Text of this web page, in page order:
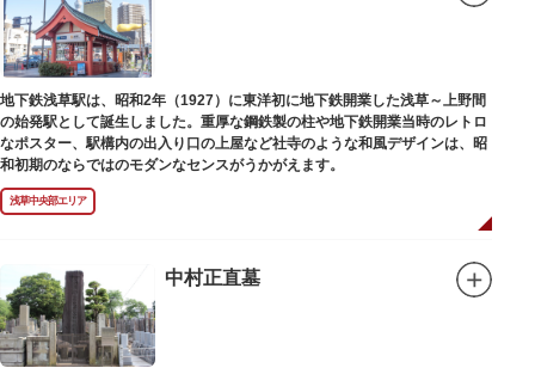
地下鉄浅草駅は、昭和2年（1927）に東洋初に地下鉄開業した浅草～上野間
の始発駅として誕生しました。重厚な鋼鉄製の柱や地下鉄開業当時のレトロ
なポスター、駅構内の出入り口の上屋など社寺のような和風デザインは、昭
和初期のならではのモダンなセンスがうかがえます。
浅草中央部エリア
中村正直墓